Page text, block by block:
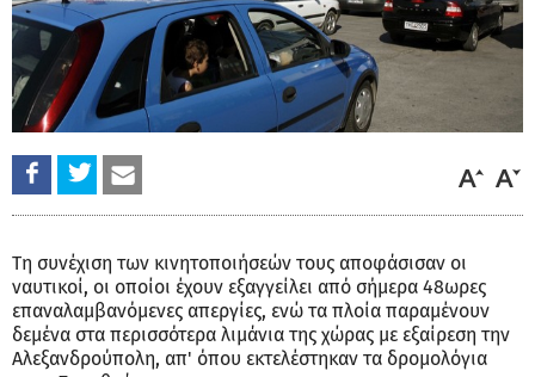
Τη συνέχιση των κινητοποιήσεών τους αποφάσισαν οι
ναυτικοί, οι οποίοι έχουν εξαγγείλει από σήμερα 48ωρες
επαναλαμβανόμενες απεργίες, ενώ τα πλοία παραμένουν
δεμένα στα περισσότερα λιμάνια της χώρας με εξαίρεση την
Αλεξανδρούπολη, απ' όπου εκτελέστηκαν τα δρομολόγια